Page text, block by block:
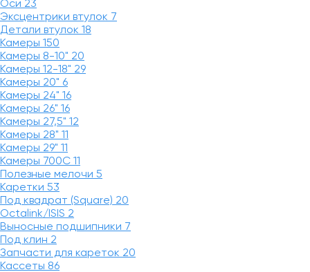
Оси 23
Эксцентрики втулок 7
Детали втулок 18
Камеры 150
Камеры 8-10" 20
Камеры 12-18" 29
Камеры 20" 6
Камеры 24" 16
Камеры 26" 16
Камеры 27,5" 12
Камеры 28" 11
Камеры 29" 11
Камеры 700C 11
Полезные мелочи 5
Каретки 53
Под квадрат (Square) 20
Octalink/ISIS 2
Выносные подшипники 7
Под клин 2
Запчасти для кареток 20
Кассеты 86